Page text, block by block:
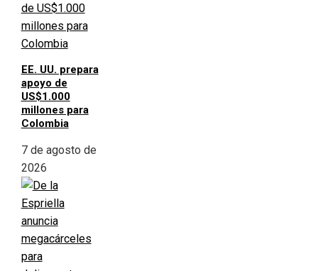
EE. UU. prepara
apoyo de
US$1.000
millones para
Colombia
7 de agosto de
2026